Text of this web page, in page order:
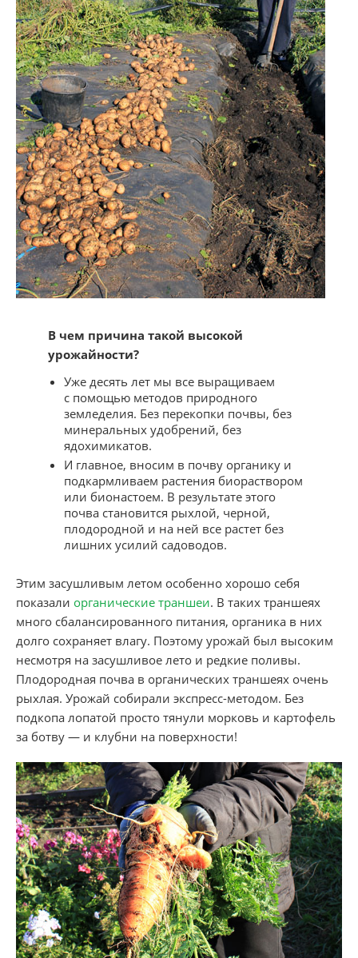
​В чем причина такой вы​сокой
урожайности?
Уже десять лет мы все выращиваем
с помощью методов природного
земледелия. Без перекопки почвы, без
минеральных удобрений, без
ядохимикатов.
И главное, вносим в почву органику и
подкармливаем растения биораствором
или бионастоем. В результате этого
почва становится рыхлой, черной,
плодородной и на ней все растет без
лишних усилий садоводов.
​Этим засушливым летом особенно хорошо себя
показали органические траншеи. В таких траншеях
много сбалансированного питания, органика в них
долго сохраняет влагу. Поэтому урожай был высоким
несмотря на засушливое лето и редкие поливы.
Плодородная почва в органических траншеях очень
рыхлая. Урожай собирали экспресс-методом. Без
подкопа лопатой просто тянули морковь и картофель
за ботву — и клубни на поверхности!